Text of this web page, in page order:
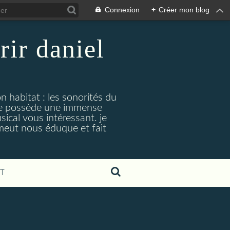
Connexion + Créer mon blog
daniel
habitat : les sonorités du
possède une immense
vous intéressant. je
nous éduque et fait